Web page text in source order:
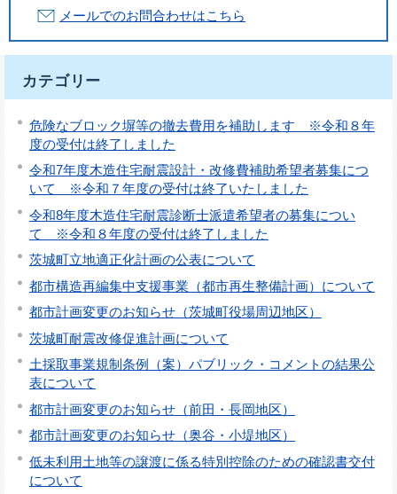
メールでのお問合わせはこちら
カテゴリー
危険なブロック塀等の撤去費用を補助します ※令和８年
度の受付は終了しました
令和7年度木造住宅耐震設計・改修費補助希望者募集につ
いて ※令和７年度の受付は終了いたしました
令和8年度木造住宅耐震診断士派遣希望者の募集につい
て ※令和８年度の受付は終了しました
茨城町立地適正化計画の公表について
都市構造再編集中支援事業（都市再生整備計画）について
都市計画変更のお知らせ（茨城町役場周辺地区）
茨城町耐震改修促進計画について
土採取事業規制条例（案）パブリック・コメントの結果公
表について
都市計画変更のお知らせ（前田・長岡地区）
都市計画変更のお知らせ（奥谷・小堤地区）
低未利用土地等の譲渡に係る特別控除のための確認書交付
について